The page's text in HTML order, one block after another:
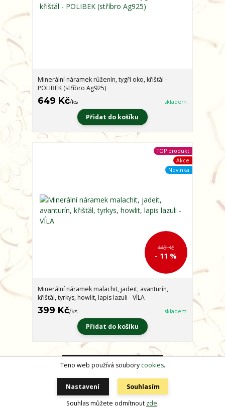
Minerální náramek růženín, tygří oko, křišťál -
POLIBEK (stříbro Ag925)
649 Kč/ks skladem
Přidat do košíku
TOP produkt
Akce
Novinka
449 Kč
- 11 %
Minerální náramek malachit, jadeit, avanturín,
křišťál, tyrkys, howlit, lapis lazuli - VÍLA
399 Kč/ks skladem
Přidat do košíku
Načíst další produkty (30)
strana
z 6 další
Ke každé objednávce
zdarma! Navíc slevy při
větším nákupu!
Teno web používá soubory cookies.
Nastavení
Souhlasím
Souhlas můžete odmítnout zde.